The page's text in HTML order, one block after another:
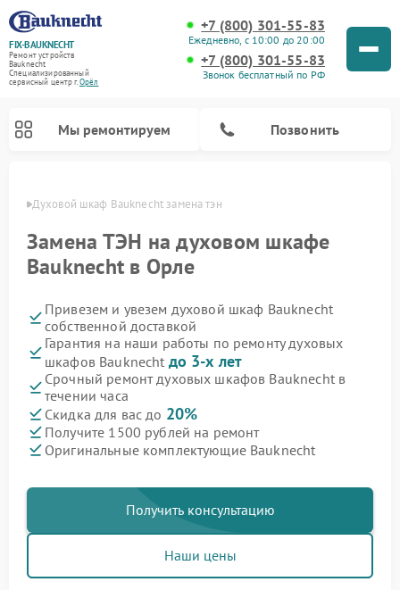
FIX-BAUKNECHT
Ремонт устройств
Bauknecht
Специализированный
cервисный центр г.Орёл
+7 (800) 301-55-83
Ежедневно, с 10:00 до 20:00
+7 (800) 301-55-83
Звонок бесплатный по РФ
Мы ремонтируем Позвонить
Духовой шкаф Bauknecht замена тэн
Замена ТЭН на духовом шкафе
Bauknecht в Орле
Привезем и увезем духовой шкаф Bauknecht
собственной доставкой
Гарантия на наши работы по ремонту духовых
шкафов Bauknecht до 3-х лет
Срочный ремонт духовых шкафов Bauknecht в
течении часа
Скидка для вас до 20%
Получите 1500 рублей на ремонт
Оригинальные комплектующие Bauknecht
Получить консультацию
Наши цены